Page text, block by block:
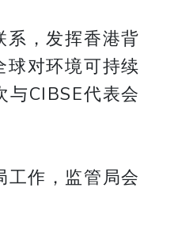
系，发挥香港背
球对环境可持续
CIBSE代表会
工作，监管局会